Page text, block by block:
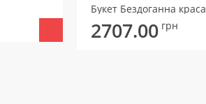
Букет Бездоганна краса
2707.00 грн